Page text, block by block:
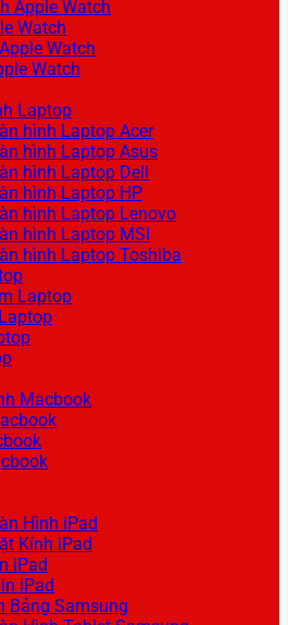
Apple Watch
Watch
Watch
Watch
Laptop
hình Laptop Acer
hình Laptop Asus
hình Laptop Dell
hình Laptop HP
hình Laptop Lenovo
hình Laptop MSI
hình Laptop Toshiba
Laptop
Macbook
Hình iPad
Kính iPad
iPad
iPad
Bảng Samsung